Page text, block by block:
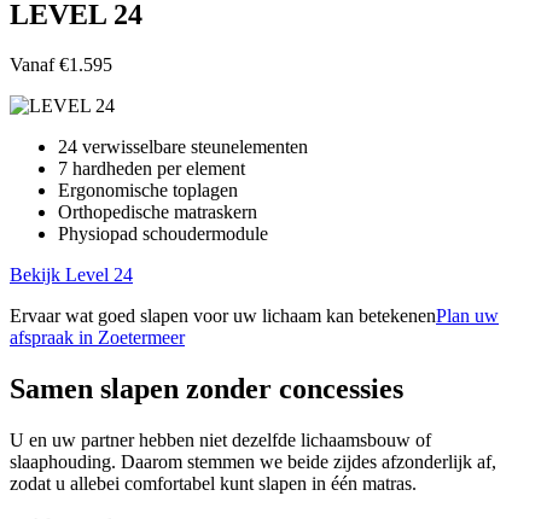
LEVEL 24
Vanaf €1.595
24 verwisselbare steunelementen
7 hardheden per element
Ergonomische toplagen
Orthopedische matraskern
Physiopad schoudermodule
Bekijk Level 24
Ervaar wat goed slapen voor uw lichaam kan betekenenPlan uw
afspraak in Zoetermeer
Samen slapen zonder concessies
U en uw partner hebben niet dezelfde lichaamsbouw of
slaaphouding. Daarom stemmen we beide zijdes afzonderlijk af,
zodat u allebei comfortabel kunt slapen in één matras.